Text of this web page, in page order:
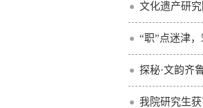
文化遗产研
“职”点迷津
探秘·文韵齐
我院研究生